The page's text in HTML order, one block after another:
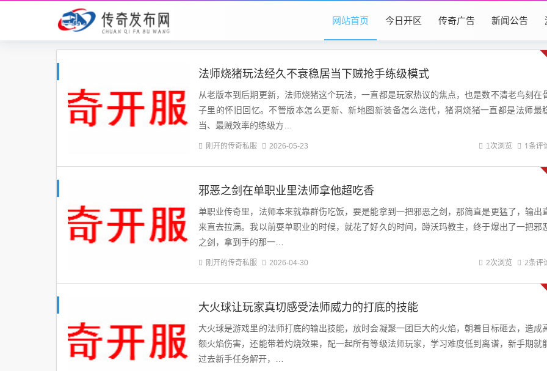
网站首页 今日开区 传奇广告 新闻公告
法师烧猪玩法经久不衰稳居当下贼抢手练级模式
从老版本到后期更新，法师烧猪这个玩法，一直都是玩家热议的焦点，也是数不清老鸟刻在
子里的怀旧回忆。不管版本怎么更新、新地图新装备怎么迭代，猪洞烧猪一直都是法师最
当、最贼效率的练级方…
刚开的传奇私服 2026-05-23 1次浏览 1条评
邪恶之剑在单职业里法师拿他超吃香
单职业传奇里，法师本来就靠群伤吃饭，要是能拿到一把邪恶之剑，那简直是更猛了，输出
来直去拉满。我以前耍单职业的时候，就花了好久的时间，蹲沃玛教主，终于爆出了一把邪
之剑，拿到手的那一…
刚开的传奇私服 2026-04-30 2次浏览 2条评
大火球让玩家真切感受法师威力的打底的技能
大火球是游戏里的法师打底的输出技能，放时会凝聚一团巨大的火焰，朝着目标砸去，造成
额火焰伤害，还能带着灼烧效果，配一起所有等级法师玩家，学习难度低到离谱，新手期就
过去新手任务解开，…